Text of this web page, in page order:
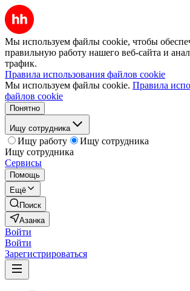
Мы используем файлы cookie, чтобы
правильную работу нашего веб-сайта и
трафик.
Правила использования файлов cookie
Мы используем файлы cookie. Правила
файлов cookie
Понятно
Ищу сотрудника
Ищу работу
Ищу сотрудника
Ищу сотрудника
Сервисы
Помощь
Ещё
Поиск
Азанка
Войти
Войти
Зарегистрироваться